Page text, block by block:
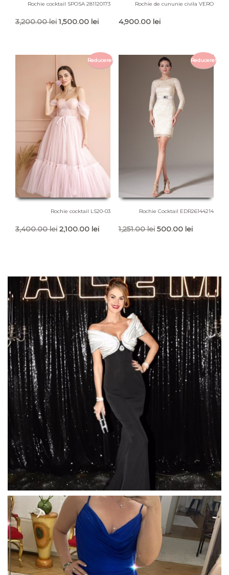
Rochie cocktail SPOSA 281120173
3,200.00leiPrețul
3,200.00 lei.
1,500.00 leiPrețul
1,500.00 lei.
Rochie de cununie civila VERO
4,900.00 lei
Reducere!
Rochie cocktail LS20-03
3,400.00lei Prețul
2,100.00 leiPrețul
Reducere!
Rochie Cocktail EDR26144214
1,251.00lei Prețul
500.00 leiPrețul